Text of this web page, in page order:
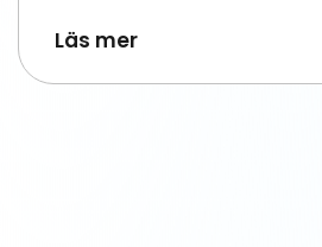
Läs mer